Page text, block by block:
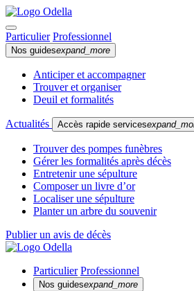
Particulier Professionnel
Nos guidesexpand_more
Anticiper et accompagner
Trouver et organiser
Deuil et formalités
Actualités Accès rapide services
Trouver des pompes funèbres
Gérer les formalités après décès
Entretenir une sépulture
Composer un livre d’or
Localiser une sépulture
Planter un arbre du souvenir
Publier un avis de décès
Particulier Professionnel
Nos guidesexpand_more